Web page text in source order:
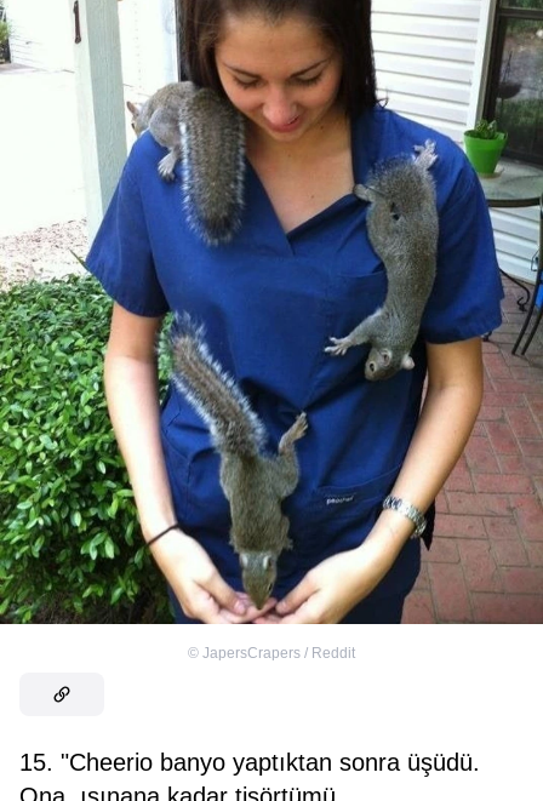
© JapersCrapers / Reddit
15. "Cheerio banyo yaptıktan sonra üşüdü.